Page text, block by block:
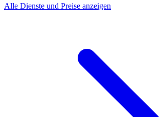
Alle Dienste und Preise anzeigen